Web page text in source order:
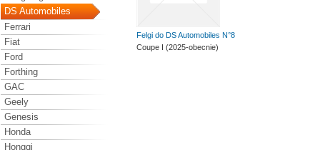
DS Automobiles
Ferrari
Fiat
Ford
Forthing
GAC
Geely
Genesis
Honda
Hongqi
Felgi do DS Automobiles N°8
Coupe I (2025-obecnie)